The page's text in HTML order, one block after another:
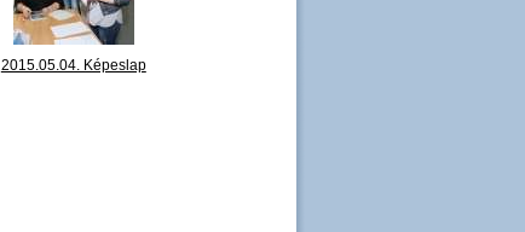
2015.05.04. Képeslap